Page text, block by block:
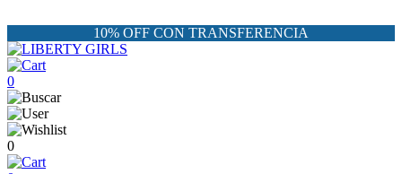
10% OFF CON TRANSFERENCIA
0
0